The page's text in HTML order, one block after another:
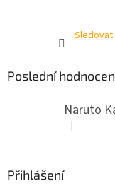
Sledovat
Poslední
Naruto
|
Přihlášení